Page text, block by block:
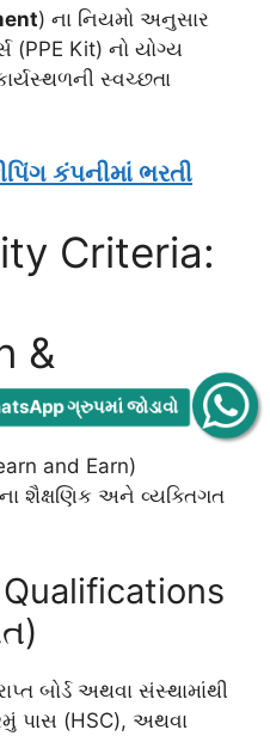
) ના નિયમો અનુસાર
(PPE Kit) નો યોગ્ય
સ્વચ્છતા
કંપનીમાં ભરતી
Criteria:
&
and Earn)
શૈક્ષણિક અને વ્યક્તિગત
બોર્ડ અથવા સંસ્થામાંથી
પાસ (HSC), અથવા
ગ્રુપમાં જોડાવો